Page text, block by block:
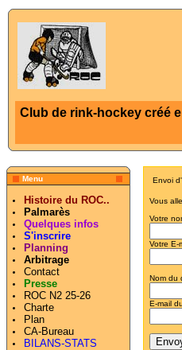
Club de rink-hockey créé
Menu
Histoire du ROC..
Palmarès
Quelques infos
S'inscrire
Planning
Arbitrage
Contact
Presse
ROC N2 25-26
Charte
Plan
CA-Bureau
BILANS-STATS
Envoi
Vous
Votre
Votre E-
Nom du
E-mail